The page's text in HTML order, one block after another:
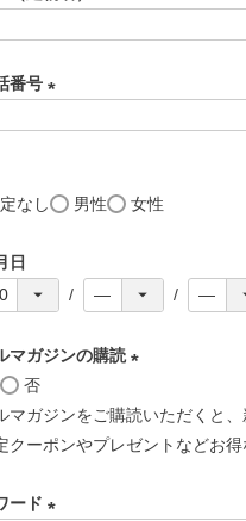
番号
)
なし
男性 女性
日
マガジンの購読
必
須
否
マガジンをご購読いただくと
クーポンやプレゼントなどお得
ード